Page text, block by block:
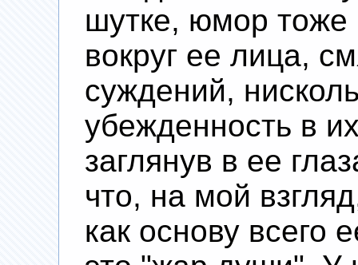
шутке, юмор тоже
вокруг ее лица,
суждений,
убежденность в
заглянув в ее
что, на мой
как основу всего